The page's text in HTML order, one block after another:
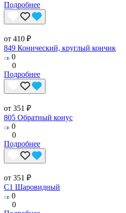
Подробнее
от 410 ₽
849 Конический, круглый кончик
0
0
Подробнее
от 351 ₽
805 Обратный конус
0
0
Подробнее
от 351 ₽
C1 Шаровидный
0
0